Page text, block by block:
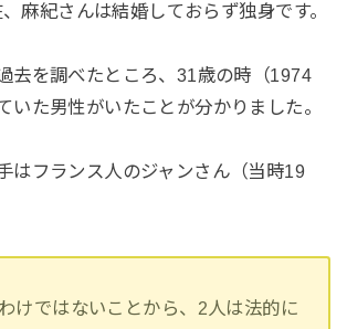
麻紀さんは結婚しておらず独身です。
去を調べたところ、31歳の時（1974
いた男性がいたことが分かりました。
はフランス人のジャンさん（当時19
けではないことから、2人は法的に